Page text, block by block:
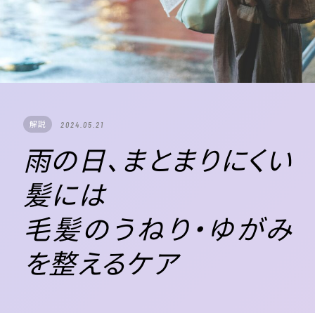
解説 2024.05.21
雨の日、まとまりにくい
髪には
毛髪のうねり・ゆがみ
を整えるケア